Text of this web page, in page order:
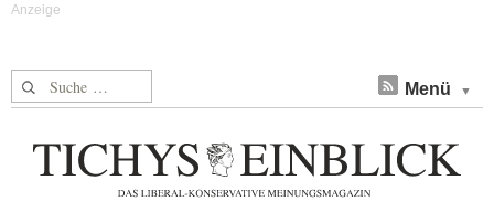
Suche nach: Menü